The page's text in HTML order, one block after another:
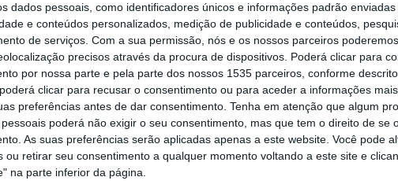
dados pessoais, como identificadores únicos e informações padrão
e conteúdos personalizados, medição de publicidade e conteúdos,
de serviços. Com a sua permissão, nós e os nossos parceiros
precisos através da procura de dispositivos. Poderá clicar para
por nossa parte e pela parte dos nossos 1535 parceiros, conforme
clicar para recusar o consentimento ou para aceder a informações
preferências antes de dar consentimento. Tenha em atenção que algum
poderá não exigir o seu consentimento, mas que tem o direito de se
As suas preferências serão aplicadas apenas a este website. Você pode
ou retirar seu consentimento a qualquer momento voltando a este site e
na parte inferior da página.
Próximo artigo
“Ela Lobo” em cena no Centro Cultural Raiano
6